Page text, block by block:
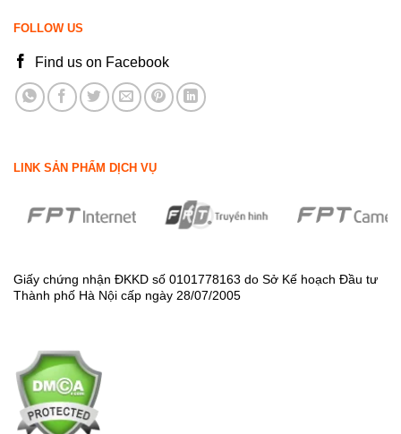
FOLLOW US
Find us on Facebook
LINK SẢN PHẨM DỊCH VỤ
Giấy chứng nhận ĐKKD số 0101778163 do Sở Kế hoạch Đầu tư
Thành phố Hà Nội cấp ngày 28/07/2005